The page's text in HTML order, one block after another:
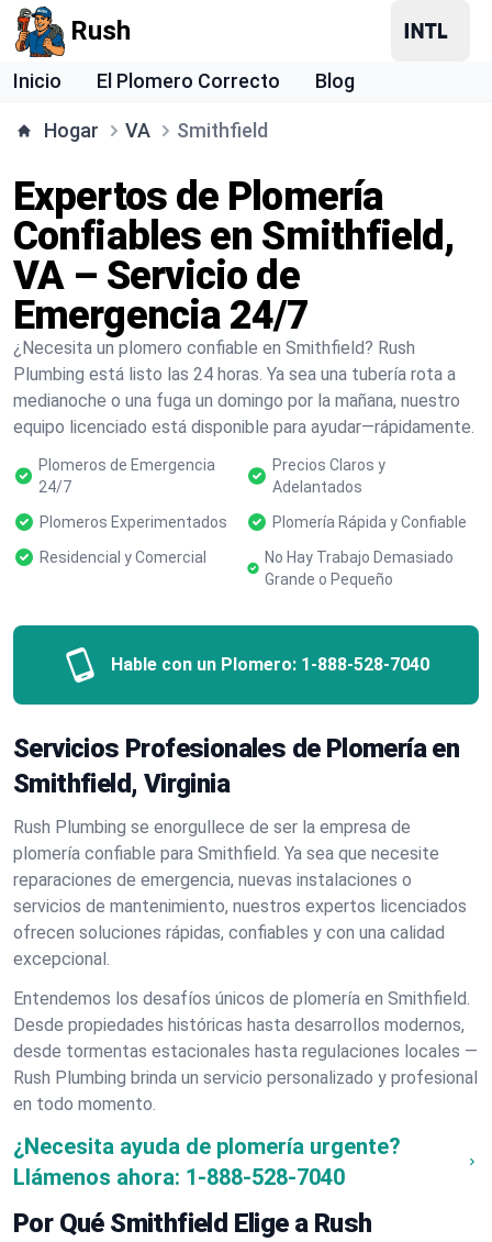
Rush
Inicio El Plomero Correcto Blog
Hogar VA Smithfield
Expertos de Plomería
Confiables en Smithfield,
VA – Servicio de
Emergencia 24/7
¿Necesita un plomero confiable en Smithfield? Rush
Plumbing está listo las 24 horas. Ya sea una tubería rota a
medianoche o una fuga un domingo por la mañana, nuestro
equipo licenciado está disponible para ayudar—rápidamente.
Plomeros de Emergencia
24/7
Precios Claros y
Adelantados
Plomeros Experimentados
Plomería Rápida y Confiable
Residencial y Comercial
No Hay Trabajo Demasiado
Grande o Pequeño
Hable con un Plomero: 1-888-528-7040
Servicios Profesionales de Plomería en
Smithfield, Virginia
Rush Plumbing se enorgullece de ser la empresa de
plomería confiable para Smithfield. Ya sea que necesite
reparaciones de emergencia, nuevas instalaciones o
servicios de mantenimiento, nuestros expertos licenciados
ofrecen soluciones rápidas, confiables y con una calidad
excepcional.
Entendemos los desafíos únicos de plomería en Smithfield.
Desde propiedades históricas hasta desarrollos modernos,
desde tormentas estacionales hasta regulaciones locales —
Rush Plumbing brinda un servicio personalizado y profesional
en todo momento.
¿Necesita ayuda de plomería urgente?
Llámenos ahora: 1-888-528-7040
Por Qué Smithfield Elige a Rush